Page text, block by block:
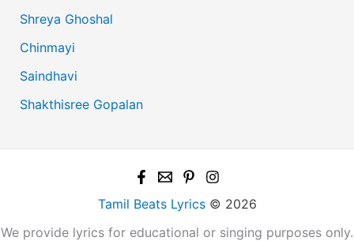
Shreya Ghoshal
Chinmayi
Saindhavi
Shakthisree Gopalan
Tamil Beats Lyrics© 2026
We provide lyrics for educational or singing purposes only.